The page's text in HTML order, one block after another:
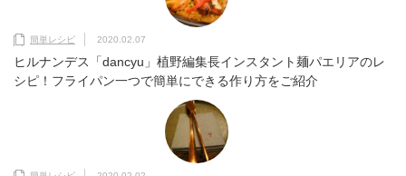
簡単レシピ 2020.02.07
ヒルナンデス「dancyu」植野編集長インスタント麺パエリアのレ
シピ！フライパン一つで簡単にできる作り方をご紹介